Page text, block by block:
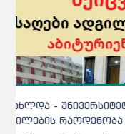
ჩარიცხვებთან
ინფორმაციას